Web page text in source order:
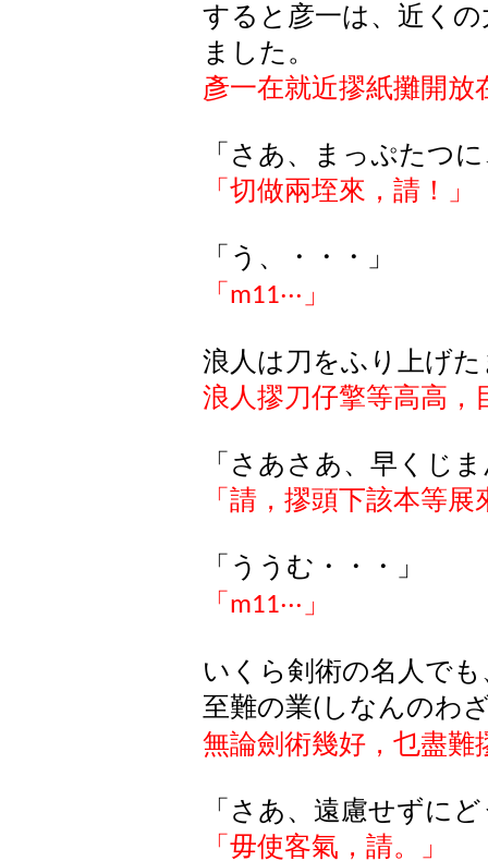
すると彦一は、近く
ました。
彥一在就近摎紙攤開放
「さあ、まっぷたつ
「切做兩垤來，請！」
「う、・・・」
「 m11‧‧‧ 」
浪人は刀をふり上げ
浪人摎刀仔擎等高高，
「さあさあ、早くじ
「請， 摎頭下該本等展
「ううむ・・・」
「 m11‧‧‧ 」
いくら剣術の名人で
至難の業( しなんのわ
無論劍術幾好，乜盡難
「さあ、遠慮せずに
「毋使客氣，請。」